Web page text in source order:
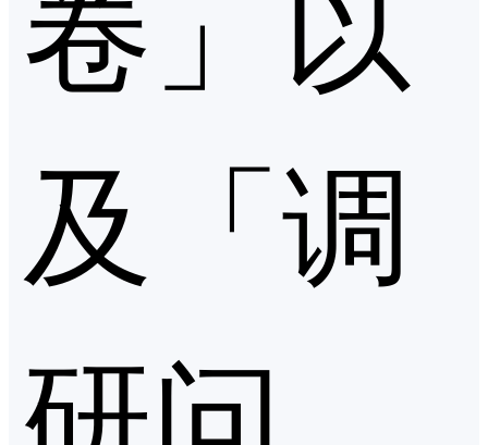
及「调